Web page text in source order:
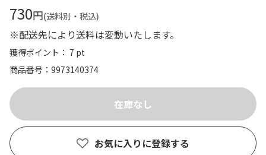
730円(送料別・税込)
※配送先により送料は変動いたします。
獲得ポイント： 7 pt
商品番号
9973140374
お気に入りに登録する